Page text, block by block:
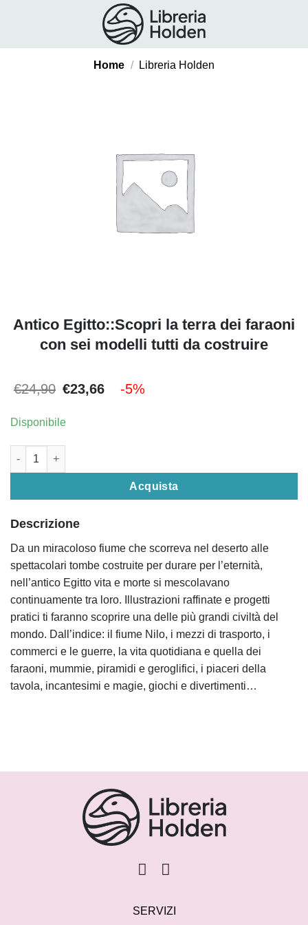
Home / Libreria Holden
Antico Egitto::Scopri la terra dei faraoni
con sei modelli tutti da costruire
€24,90 Il
prezzo
era:
€23,66Il
prezzo
-5%
Disponibile
Antico Egitto::Scopri la terra dei faraoni con sei modelli tutti
Acquista
Descrizione
Da un miracoloso fiume che scorreva nel deserto alle
spettacolari tombe costruite per durare per l’eternità,
nell’antico Egitto vita e morte si mescolavano
continuamente tra loro. Illustrazioni raffinate e progetti
pratici ti faranno scoprire una delle più grandi civiltà del
mondo. Dall’indice: il fiume Nilo, i mezzi di trasporto, i
commerci e le guerre, la vita quotidiana e quella dei
faraoni, mummie, piramidi e geroglifici, i piaceri della
tavola, incantesimi e magie, giochi e divertimenti…
SERVIZI